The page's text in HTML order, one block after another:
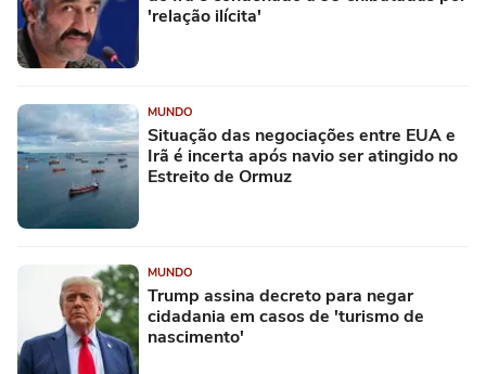
'relação ilícita'
MUNDO
Situação das negociações entre EUA e
Irã é incerta após navio ser atingido no
Estreito de Ormuz
MUNDO
Trump assina decreto para negar
cidadania em casos de 'turismo de
nascimento'